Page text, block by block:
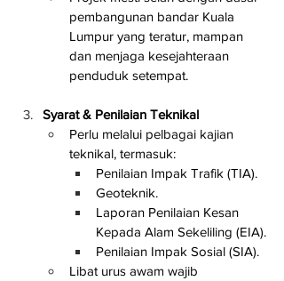
pembangunan bandar Kuala
Lumpur yang teratur, mampan
dan menjaga kesejahteraan
penduduk setempat.
Syarat & Penilaian Teknikal
Perlu melalui pelbagai kajian
teknikal, termasuk:
Penilaian Impak Trafik (TIA).
Geoteknik.
Laporan Penilaian Kesan
Kepada Alam Sekeliling (EIA).
Penilaian Impak Sosial (SIA).
Libat urus awam wajib